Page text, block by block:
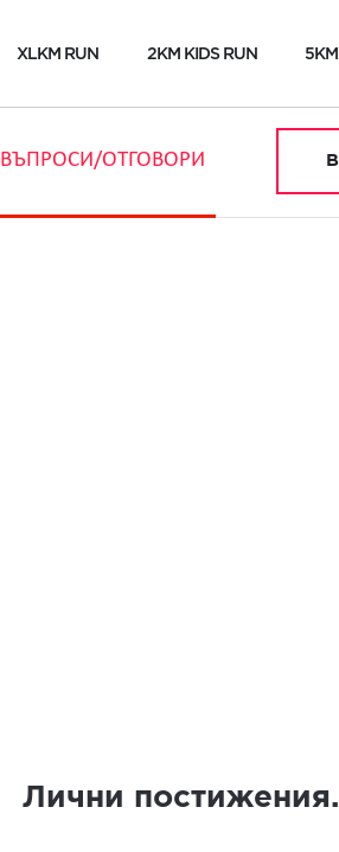
XLKM RUN 2KM KIDS RUN
ВЪПРОСИ/ОТГОВОРИ
Лични постижения.